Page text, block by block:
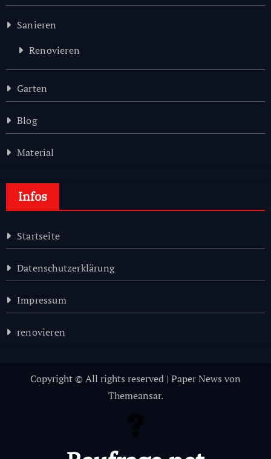
Sanieren
Renovieren
Garten
Blog
Material
Infos
Startseite
Datenschutzerklärung
Impressum
renovieren
Copyright © All rights reserved | Paper News von
Themeansar.